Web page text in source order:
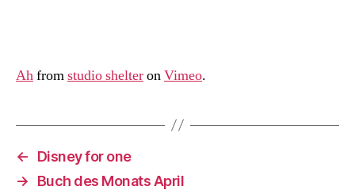
Ahfromstudio shelteronVimeo.
←
Disney for one
→
Buch des Monats April